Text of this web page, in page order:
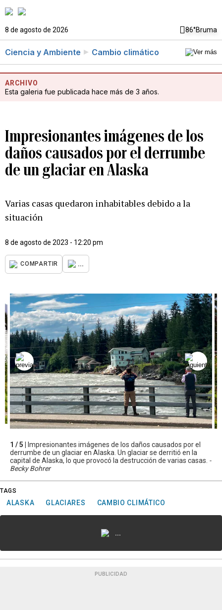
8 de agosto de 2026 86°Bruma
Ciencia y Ambiente Cambio climático
ARCHIVO
Esta galeria fue publicada hace más de 3 años.
Impresionantes imágenes de los
daños causados por el derrumbe
de un glaciar en Alaska
Varias casas quedaron inhabitables debido a la
situación
8 de agosto de 2023 - 12:20 pm
COMPARTIR ...
1 / 5 |
Impresionantes imágenes de los daños causados por el
derrumbe de un glaciar en Alaska. Un glaciar se derritió en la
capital de Alaska, lo que provocó la destrucción de varias casas. -
Becky Bohrer
TAGS
ALASKA GLACIARES CAMBIO CLIMÁTICO
...
PUBLICIDAD